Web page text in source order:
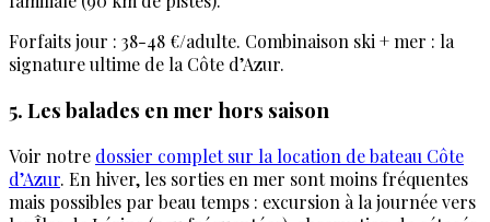
Forfaits jour : 38-48 €/adulte. Combinaison ski + mer : la
signature ultime de la Côte d’Azur.
5. Les balades en mer hors saison
Voir notre dossier complet sur la location de bateau Côte
d’Azur. En hiver, les sorties en mer sont moins fréquentes
mais possibles par beau temps : excursion à la journée vers